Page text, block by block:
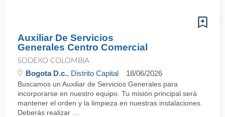
Auxiliar De Servicios
Generales Centro Comercial
SODEXO COLOMBIA
Bogota D.c., Distrito Capital 18/06/2026
Buscamos un Auxiliar de Servicios Generales para
incorporarse en nuestro equipo. Tu misión principal será
mantener el orden y la limpieza en nuestras instalaciones.
Deberás realizar ...